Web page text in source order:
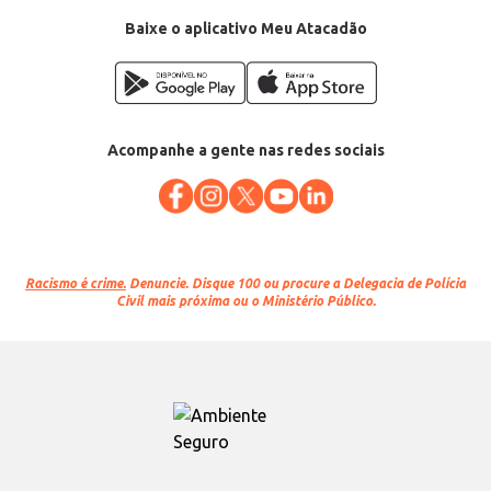
Baixe o aplicativo Meu Atacadão
Acompanhe a gente nas redes sociais
Racismo é crime. Denuncie. Disque 100 ou procure a Delegacia de Polícia
Civil mais próxima ou o Ministério Público.